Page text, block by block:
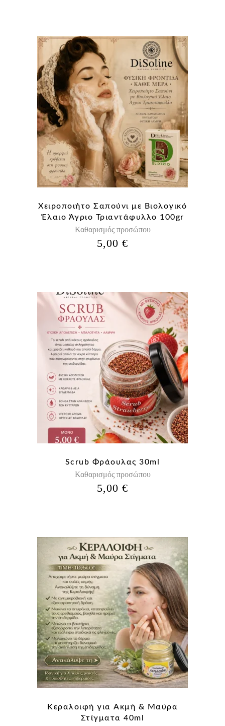
Χειροποιήτο Σαπούνι με Βιολογικό
Έλαιο Άγριο Τριαντάφυλλο 100gr
Καθαρισμός προσώπου
5,00€
Scrub Φράουλας 30ml
Καθαρισμός προσώπου
5,00€
Κεραλοιφή για Aκμή & Μαύρα
Στίγματα 40ml